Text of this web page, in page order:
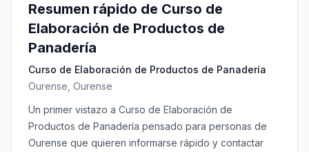
Resumen rápido de Curso de
Elaboración de Productos de
Panadería
Curso de Elaboración de Productos de Panadería
Ourense, Ourense
Un primer vistazo a Curso de Elaboración de
Productos de Panadería pensado para personas de
Ourense que quieren informarse rápido y contactar